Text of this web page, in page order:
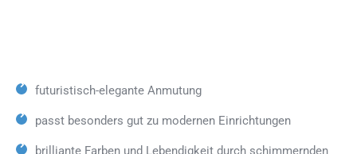
futuristisch-elegante Anmutung
passt besonders gut zu modernen Einrichtungen
brilliante Farben und Lebendigkeit durch schimmernden